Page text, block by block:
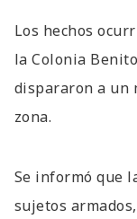
Los hechos
la Colonia
dispararon a un
zona.
Se informó que
sujetos